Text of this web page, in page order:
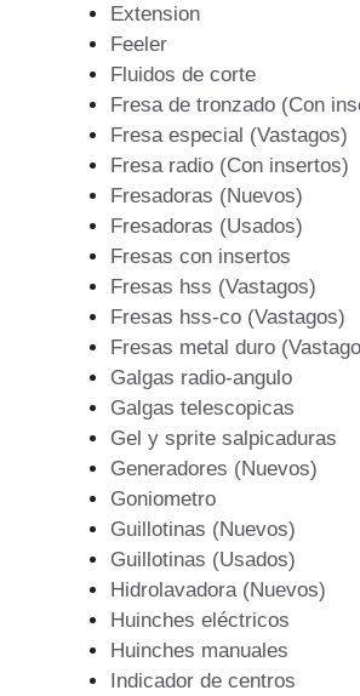
Extension
Feeler
Fluidos de corte
Fresa de tronzado (Con
Fresa especial (Vastagos)
Fresa radio (Con insertos)
Fresadoras (Nuevos)
Fresadoras (Usados)
Fresas con insertos
Fresas hss (Vastagos)
Fresas hss-co (Vastagos)
Fresas metal duro
Galgas radio-angulo
Galgas telescopicas
Gel y sprite salpicaduras
Generadores (Nuevos)
Goniometro
Guillotinas (Nuevos)
Guillotinas (Usados)
Hidrolavadora (Nuevos)
Huinches eléctricos
Huinches manuales
Indicador de centros